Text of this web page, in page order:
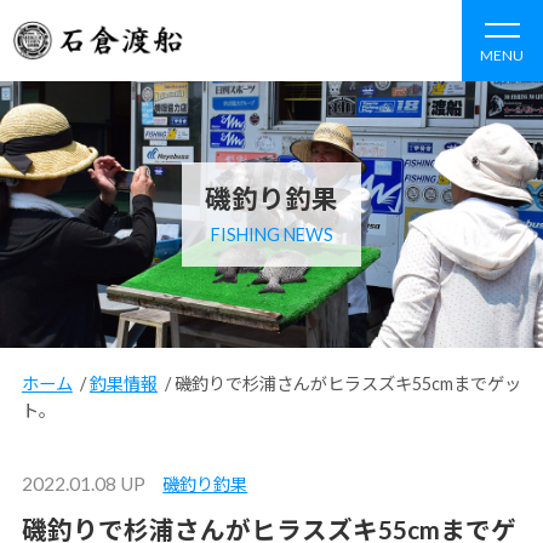
MENU
磯釣り釣果
FISHING NEWS
ホーム /釣果情報 /磯釣りで杉浦さんがヒラスズキ55cmまでゲッ
ト。
2022.01.08 UP 磯釣り釣果
磯釣りで杉浦さんがヒラスズキ55cmまでゲ